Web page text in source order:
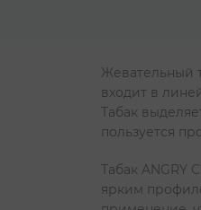
Жевательный
входит в
Табак
пользуется
Табак ANGRY
ярким